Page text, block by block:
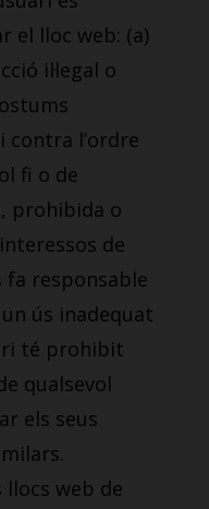
el lloc web: (a)
il·legal o
l’ordre
fi o de
prohibida o
de
fa responsable
ús inadequat
té prohibit
qualsevol
els seus
web de